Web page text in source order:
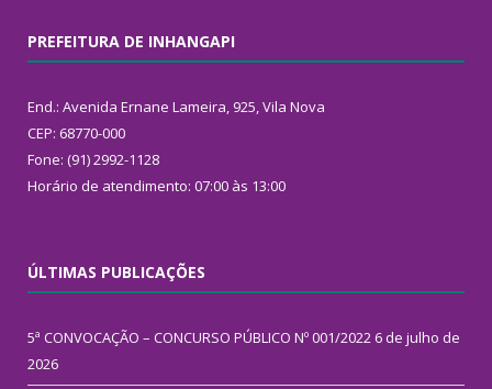
PREFEITURA DE INHANGAPI
End.: Avenida Ernane Lameira, 925, Vila Nova
CEP: 68770-000
Fone: (91) 2992-1128
Horário de atendimento: 07:00 às 13:00
ÚLTIMAS PUBLICAÇÕES
5ª CONVOCAÇÃO – CONCURSO PÚBLICO Nº 001/2022 6 de julho de
2026